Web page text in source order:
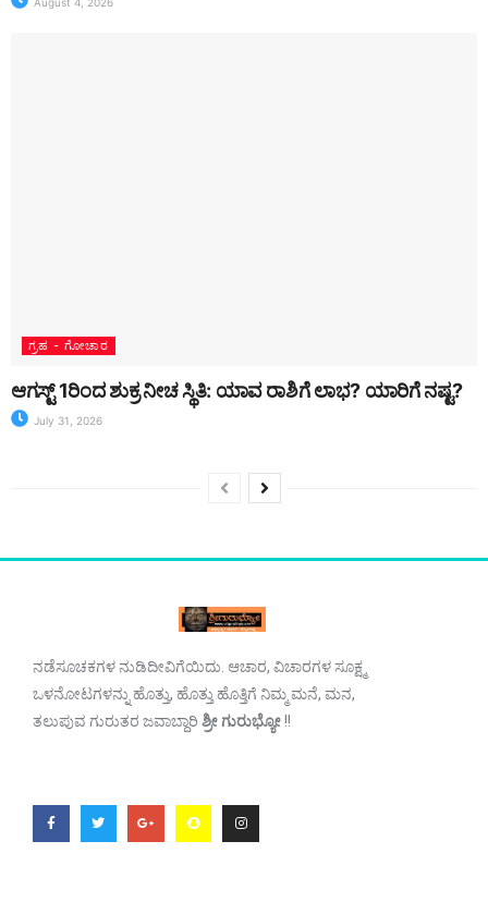
ಗ್ರಹ - ಗೋಚಾರ
ಆಗಸ್ಟ್ 1ರಿಂದ ಶುಕ್ರ ನೀಚ ಸ್ಥಿತಿ: ಯಾವ ರಾಶಿಗೆ ಲಾಭ? ಯಾರಿಗೆ ನಷ್ಟ?
July 31, 2026
ನಡೆಸೂಚಕಗಳ ನುಡಿದೀವಿಗೆಯಿದು. ಆಚಾರ, ವಿಚಾರಗಳ ಸೂಕ್ಷ್ಮ
ಒಳನೋಟಗಳನ್ನು ಹೊತ್ತು, ಹೊತ್ತು ಹೊತ್ತಿಗೆ ನಿಮ್ಮ ಮನೆ, ಮನ,
ತಲುಪುವ ಗುರುತರ ಜವಾಬ್ದಾರಿ ಶ್ರೀ ಗುರುಭ್ಯೋ!!